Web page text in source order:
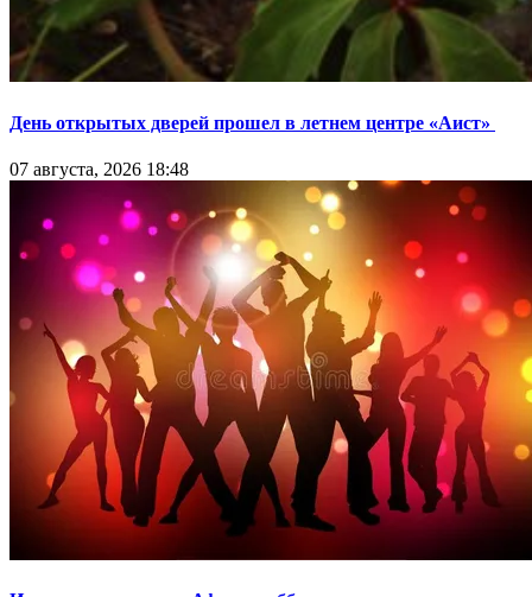
День открытых дверей прошел в летнем центре «Аист»
07 августа, 2026 18:48